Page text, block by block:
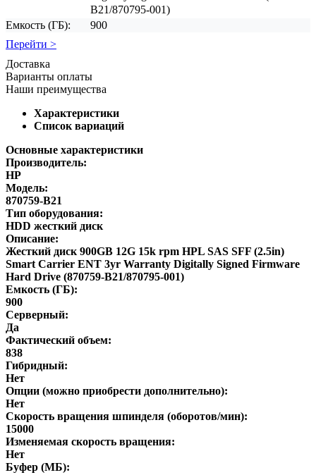
B21/870795-001)
Емкость (ГБ):
900
Перейти >
Доставка
Варианты оплаты
Наши преимущества
Характеристики
Список вариаций
Основные характеристики
Производитель:
HP
Модель:
870759-B21
Тип оборудования:
HDD жесткий диск
Описание:
Жесткий диск 900GB 12G 15k rpm HPL SAS SFF (2.5in)
Smart Carrier ENT 3yr Warranty Digitally Signed Firmware
Hard Drive (870759-B21/870795-001)
Емкость (ГБ):
900
Серверный:
Да
Фактический объем:
838
Гибридный:
Нет
Опции (можно приобрести дополнительно):
Нет
Скорость вращения шпинделя (оборотов/мин):
15000
Изменяемая скорость вращения:
Нет
Буфер (МБ):